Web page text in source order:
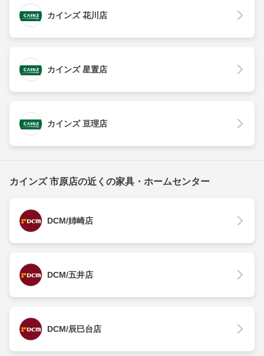
カインズ 花川店
カインズ 星置店
カインズ 亘理店
カインズ 市原店の近くの家具・ホームセンター
DCM/姉崎店
DCM/五井店
DCM/辰巳台店